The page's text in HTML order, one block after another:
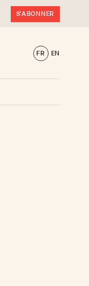
S'ABONNER
FR EN